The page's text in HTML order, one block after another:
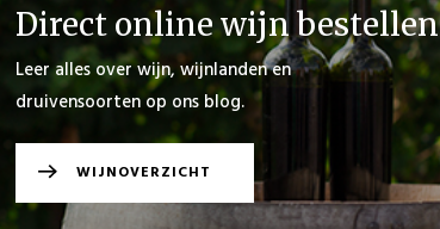
Direct online wijn bestellen
Leer alles over wijn, wijnlanden en
druivensoorten op ons blog.
WIJNOVERZICHT